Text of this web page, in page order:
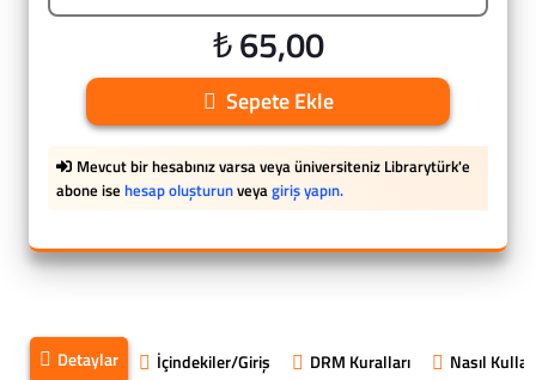
₺ 65,00
Sepete Ekle
Mevcut bir hesabınız varsa veya üniversiteniz Librarytürk'e
abone ise hesap oluşturunveyagiriş yapın.
Detaylar İçindekiler/Giriş DRM Kuralları Nasıl